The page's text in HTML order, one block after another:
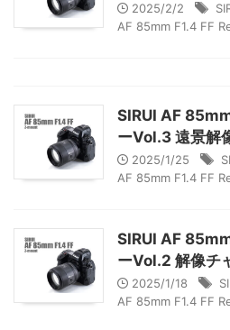
2025/2/2
AF 85mm F1.4 FF
SIRUI AF
ーVol.3 遠景解
2025/1/25
AF 85mm F1.4 FF
SIRUI AF
ーVol.2 解像チ
2025/1/18
AF 85mm F1.4 FF